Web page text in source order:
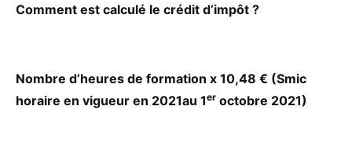
Comment est calculé le crédit d’impôt ?
Nombre d’heures de formation x 10,48 € (Smic
horaire en vigueur en 2021au 1er octobre 2021)